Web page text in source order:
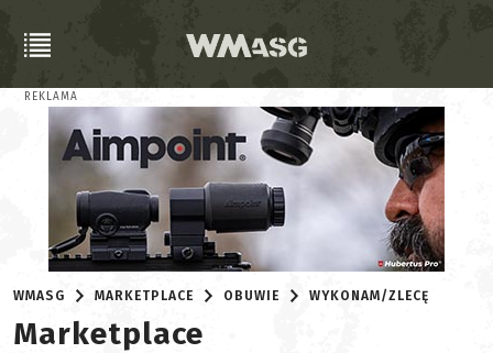
REKLAMA
WMASG MARKETPLACE OBUWIE WYKONAM/ZLECĘ
Marketplace